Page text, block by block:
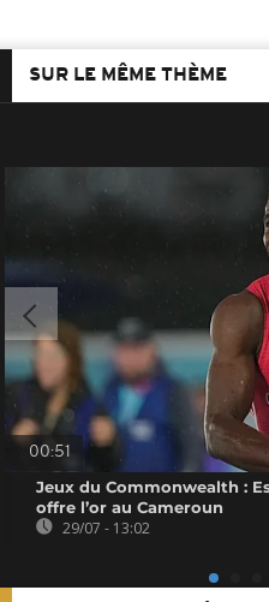
SUR LE MÊME THÈME
00:51
Jeux du Commonwealth :
offre l’or au Cameroun
29/07 - 13:02